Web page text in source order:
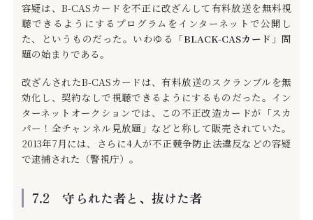
容疑は、B-CASカードを不正に改ざんして有料放送を無料視
聴できるようにするプログラムをインターネットで公開し
た、というものだった。いわゆる「BLACK-CASカード 」問
題の始まりである。
改ざんされたB-CASカードは、有料放送のスクランブルを無
効化し、契約なしで視聴できるようにするものだった。イン
ターネットオークションでは、この不正改造カードが「スカ
パー！全チャンネル見放題」などと称して販売されていた。
2013年7月には、さらに4人が不正競争防止法違反などの容疑
で逮捕された（警視庁）。
7.2 守られた者と、抜けた者